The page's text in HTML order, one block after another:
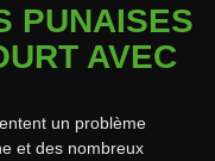
PUNAISES
AVEC
un problème
et des nombreux